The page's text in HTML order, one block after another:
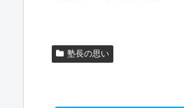
塾長の思い